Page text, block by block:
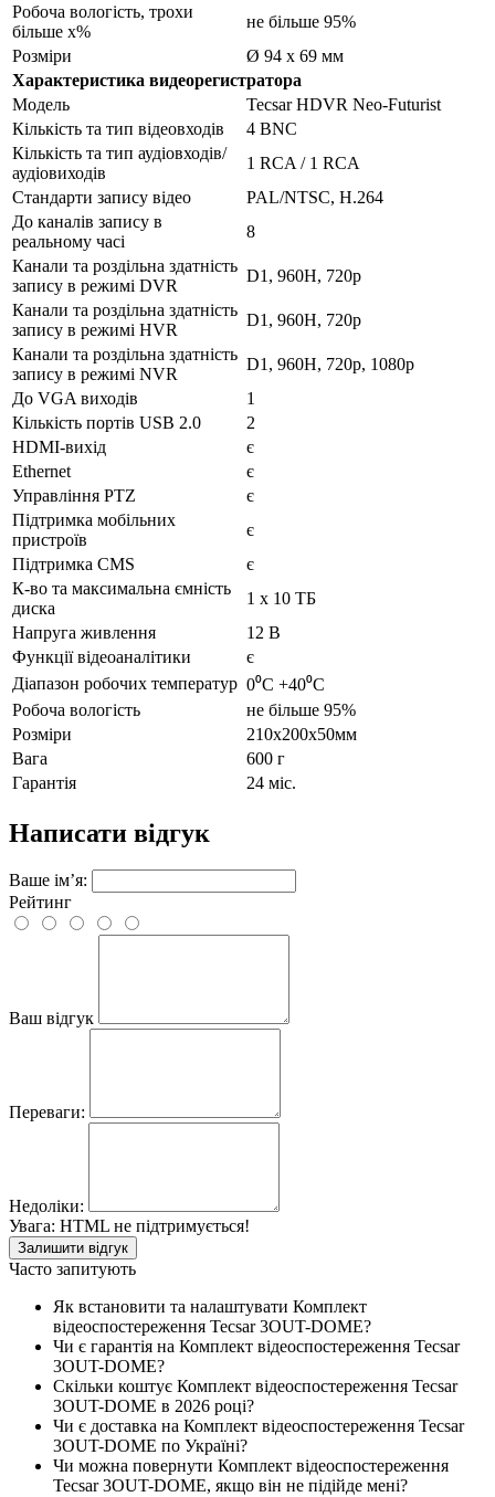
Робоча вологість, трохи
більше x%
не більше 95%
Розміри
Ø 94 x 69 мм
Характеристика видеорегистратора
Модель
Tecsar HDVR Neo-Futurist
Кількість та тип відеовходів
4 BNC
Кількість та тип аудіовходів/
аудіовиходів
1 RCA / 1 RCA
Стандарти запису відео
PAL/NTSC, Н.264
До каналів запису в
реальному часі
8
Канали та роздільна здатність
запису в режимі DVR
D1, 960H, 720p
Канали та роздільна здатність
запису в режимі HVR
D1, 960H, 720p
Канали та роздільна здатність
запису в режимі NVR
D1, 960H, 720p, 1080p
До VGA виходів
1
Кількість портів USB 2.0
2
HDMI-вихід
є
Ethernet
є
Управління PTZ
є
Підтримка мобільних
пристроїв
є
Підтримка CMS
є
К-во та максимальна ємність
диска
1 x 10 ТБ
Напруга живлення
12 В
Функції відеоаналітики
є
Діапазон робочих температур 0⁰C +40⁰C
Робоча вологість
не більше 95%
Розміри
210х200х50мм
Вага
600 г
Гарантія
24 міс.
Написати відгук
Ваше ім’я:
Рейтинг
Ваш відгук
Переваги:
Недоліки:
Увага: HTML не підтримується!
Залишити відгук
Часто запитують
Як встановити та налаштувати Комплект
відеоспостереження Tecsar 3OUT-DOME?
Чи є гарантія на Комплект відеоспостереження Tecsar
3OUT-DOME?
Скільки коштує Комплект відеоспостереження Tecsar
3OUT-DOME в 2026 році?
Чи є доставка на Комплект відеоспостереження Tecsar
3OUT-DOME по Україні?
Чи можна повернути Комплект відеоспостереження
Tecsar 3OUT-DOME, якщо він не підійде мені?